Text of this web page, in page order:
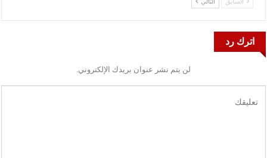
السابق التالي
اترك رد
لن يتم نشر عنوان بريدك الإلكتروني.